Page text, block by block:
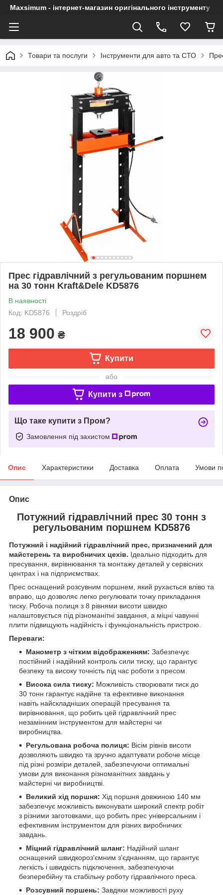
Maxsimum - інтернет-магазин оригінального інструменту
Товари та послуги Інструменти для авто та СТО
Прес гідравлічний з регульованим поршнем
на 30 тонн Kraft&Dele KD5876
В наявності
Код: KD5876
Роздріб
18 900 ₴
Купити
або
Купити з
Що таке купити з Пром?
Замовлення під захистом
Опис Характеристики Доставка Оплата Умови
Опис
Потужний гідравлічний прес 30 тонн з
регульованим поршнем KD5876
Потужний і надійний гідравлічний прес, призначений для
майстерень та виробничих цехів. Ідеально підходить для
пресування, вирівнювання та монтажу деталей у сервісних
центрах і на підприємствах.
Прес оснащений розсувним поршнем, який рухається вліво та
вправо, що дозволяє легко регулювати точку прикладання
тиску. Робоча полиця з 8 рівнями висоти швидко
налаштовується під різноманітні завдання, а міцні чавунні
плити підвищують надійність і функціональність пристрою.
Переваги:
Манометр з чітким відображенням: Забезпечує
постійний і надійний контроль сили тиску, що гарантує
безпеку та високу точність під час роботи з пресом.
Висока сила тиску: Можливість створювати тиск до
30 тонн гарантує надійне та ефективне виконання
навіть найскладніших операцій пресування та
вирівнювання, що робить цей гідравлічний прес
незамінним інструментом для майстерні чи
виробництва.
Регульована робоча полиця: Вісім рівнів висоти
дозволяють швидко та зручно адаптувати робоче місце
під різні розміри деталей, забезпечуючи оптимальні
умови для виконання різноманітних завдань у
майстерні чи виробництві.
Великий хід поршня: Хід поршня довжиною 140 мм
забезпечує можливість виконувати широкий спектр робіт
з різними заготовками, що робить прес універсальним і
ефективним інструментом для різних виробничих
завдань.
Міцний гідравлічний шланг: Надійний шланг
оснащений швидкороз'ємним з'єднанням, що гарантує
легкість і швидкість підключення, забезпечуючи
безперебійну та стабільну роботу гідравлічного преса.
Розсувний поршень: Завдяки можливості руху